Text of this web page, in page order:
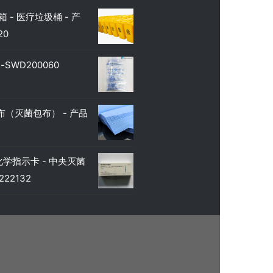
- 医疗垃圾桶 - 产
SWD200060
（灭菌包布） - 产品
指示卡 - 中央灭菌